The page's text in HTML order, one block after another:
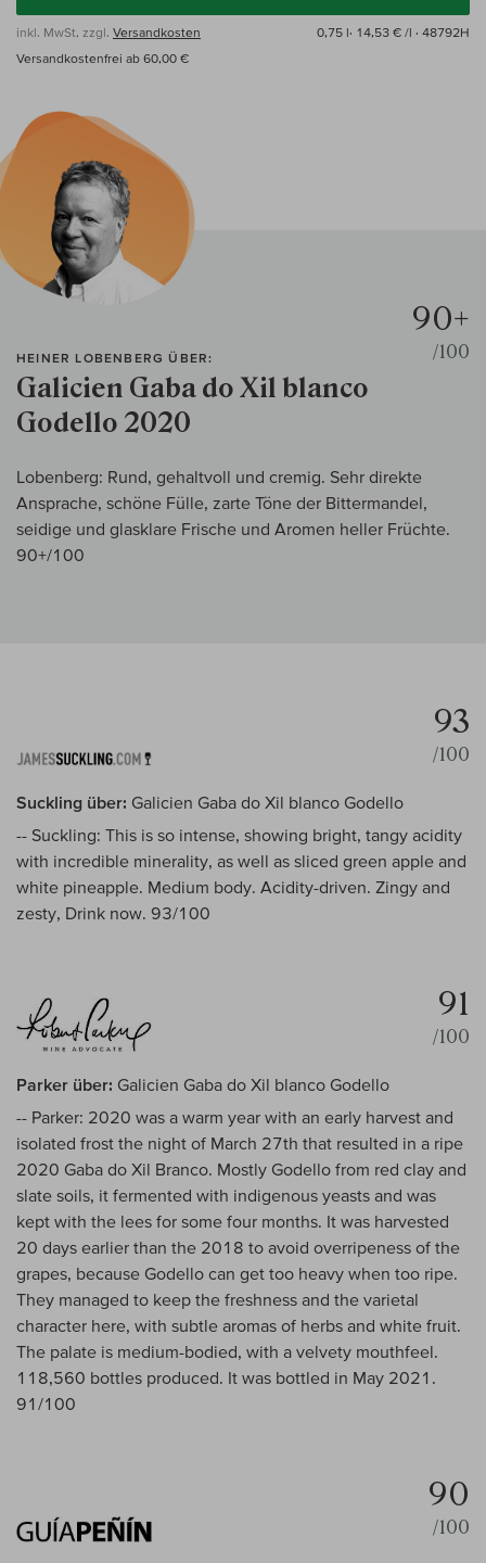
inkl. MwSt, zzgl. Versandkosten 0,75 l· 14,53 € /l · 48792H
Versandkostenfrei ab 60,00 €
HEINER LOBENBERG ÜBER:
Galicien Gaba do Xil blanco
Godello 2020
90+
/100
Lobenberg: Rund, gehaltvoll und cremig. Sehr direkte
Ansprache, schöne Fülle, zarte Töne der Bittermandel,
seidige und glasklare Frische und Aromen heller Früchte.
90+/100
93
/100
Suckling über: Galicien Gaba do Xil blanco Godello
-- Suckling: This is so intense, showing bright, tangy acidity
with incredible minerality, as well as sliced green apple and
white pineapple. Medium body. Acidity-driven. Zingy and
zesty, Drink now. 93/100
91
/100
Parker über: Galicien Gaba do Xil blanco Godello
-- Parker: 2020 was a warm year with an early harvest and
isolated frost the night of March 27th that resulted in a ripe
2020 Gaba do Xil Branco. Mostly Godello from red clay and
slate soils, it fermented with indigenous yeasts and was
kept with the lees for some four months. It was harvested
20 days earlier than the 2018 to avoid overripeness of the
grapes, because Godello can get too heavy when too ripe.
They managed to keep the freshness and the varietal
character here, with subtle aromas of herbs and white fruit.
The palate is medium-bodied, with a velvety mouthfeel.
118,560 bottles produced. It was bottled in May 2021.
91/100
90
/100